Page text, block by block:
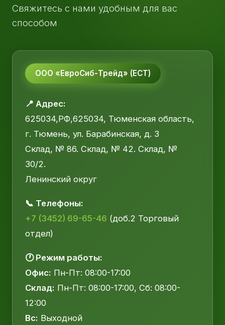
Свяжитесь с нами удобным для вас
способом
ООО «ЕвроСиб-Трейд» (ЕСТ)
📍 Адрес:
625034,РФ,625034, Тюменская область,
г. Тюмень, ул. Барабинская, д. 3
Склад, № 86. Склад, № 42. Склад, №
30/2.
Ленинский округ
📞 Телефоны:
+7 (3452) 69-65-46 (доб.2 Торговый
отдел)
🕐 Режим работы:
Офис: Пн-Пт: 08:00-17:00
Склад: Пн-Пт: 08:00-17:00, Сб: 08:00-
12:00
Вс: Выходной